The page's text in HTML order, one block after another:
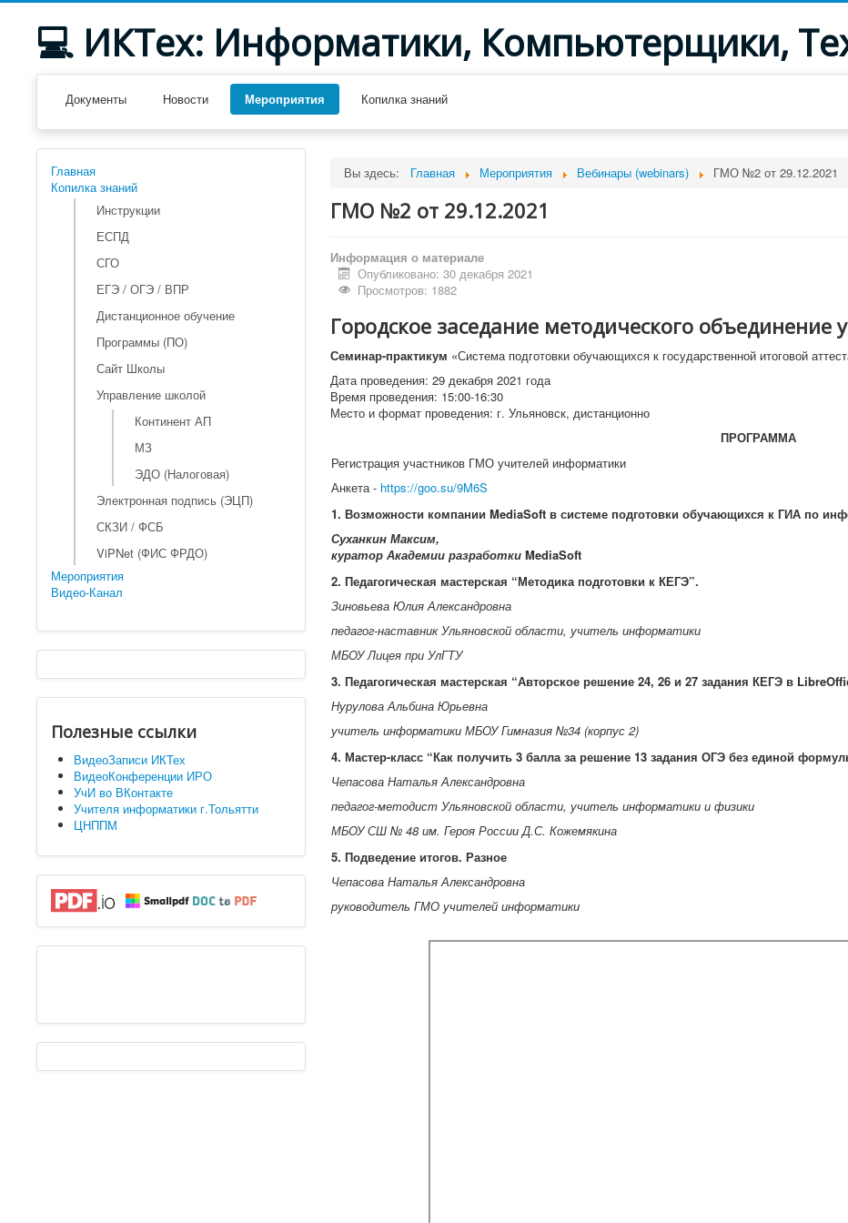
💻 ИКТех: Информатики, Компьютерщики,
Документы Новости Мероприятия Копилка знаний
Главная
Копилка знаний
Инструкции
ЕСПД
СГО
ЕГЭ / ОГЭ / ВПР
Дистанционное обучение
Программы (ПО)
Сайт Школы
Управление школой
Континент АП
МЗ
ЭДО (Налоговая)
Электронная подпись (ЭЦП)
СКЗИ / ФСБ
ViPNet (ФИС ФРДО)
Мероприятия
Видео-Канал
Полезные ссылки
ВидеоЗаписи ИКТех
ВидеоКонференции ИРО
УчИ во ВКонтакте
Учителя информатики г.Тольятти
ЦНППМ
Вы здесь: Главная Мероприятия Вебинары (webinars) ГМО №2 от 29.12.2021
ГМО №2 от 29.12.2021
Информация о материале
Опубликовано: 30 декабря 2021
Просмотров: 1882
Городское заседание методического
Семинар-практикум «Система подготовки обучающихся к государственной итоговой
Дата проведения: 29 декабря 2021 года
Время проведения: 15:00-16:30
Место и формат проведения: г. Ульяновск, дистанционно
ПРОГРАММА
Регистрация участников ГМО учителей информатики
Анкета - https://goo.su/9M6S
1. Возможности компании MediaSoft в системе подготовки обучающихся к ГИА по
Суханкин Максим,
куратор Академии разработки MediaSoft
2. Педагогическая мастерская “Методика подготовки к КЕГЭ”.
Зиновьева Юлия Александровна
педагог-наставник Ульяновской области, учитель информатики
МБОУ Лицея при УлГТУ
3. Педагогическая мастерская “Авторское решение 24, 26 и 27 задания КЕГЭ в
Нурулова Альбина Юрьевна
учитель информатики МБОУ Гимназия №34 (корпус 2)
4. Мастер-класс “Как получить 3 балла за решение 13 задания ОГЭ без единой
Чепасова Наталья Александровна
педагог-методист Ульяновской области, учитель информатики и физики
МБОУ СШ № 48 им. Героя России Д.С. Кожемякина
5. Подведение итогов. Разное
Чепасова Наталья Александровна
руководитель ГМО учителей информатики